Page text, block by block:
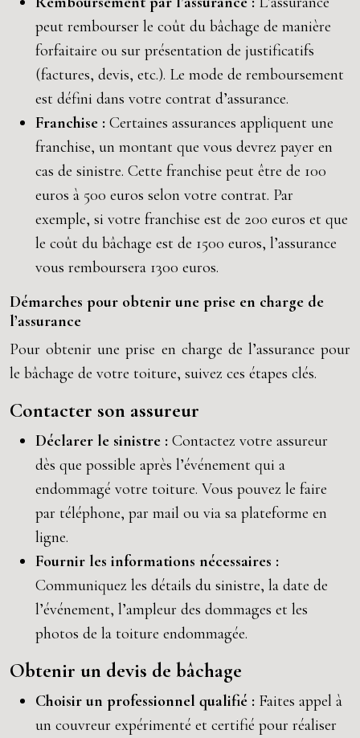
peut rembourser le coût du bâchage de manière
forfaitaire ou sur présentation de justificatifs
(factures, devis, etc.). Le mode de remboursement
est défini dans votre contrat d’assurance.
Franchise : Certaines assurances appliquent une
franchise, un montant que vous devrez payer en
cas de sinistre. Cette franchise peut être de 100
euros à 500 euros selon votre contrat. Par
exemple, si votre franchise est de 200 euros et que
le coût du bâchage est de 1500 euros, l’assurance
vous remboursera 1300 euros.
Démarches pour obtenir une prise en charge de
l’assurance
Pour obtenir une prise en charge de l’assurance pour
le bâchage de votre toiture, suivez ces étapes clés.
Contacter son assureur
Déclarer le sinistre : Contactez votre assureur
dès que possible après l’événement qui a
endommagé votre toiture. Vous pouvez le faire
par téléphone, par mail ou via sa plateforme en
ligne.
Fournir les informations nécessaires :
Communiquez les détails du sinistre, la date de
l’événement, l’ampleur des dommages et les
photos de la toiture endommagée.
Obtenir un devis de bâchage
Choisir un professionnel qualifié : Faites appel à
un couvreur expérimenté et certifié pour réaliser